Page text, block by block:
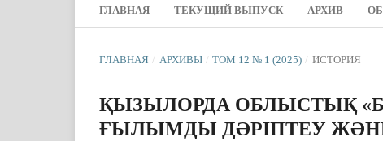
ГЛАВНАЯ ТЕКУЩИЙ ВЫПУСК АРХИВ
ГЛАВНАЯ / АРХИВЫ / ТОМ 12 № 1 (2025) / ИСТОРИЯ
ҚЫЗЫЛОРДА ОБЛЫСТЫҚ
ҒЫЛЫМДЫ ДӘРІПТЕУ